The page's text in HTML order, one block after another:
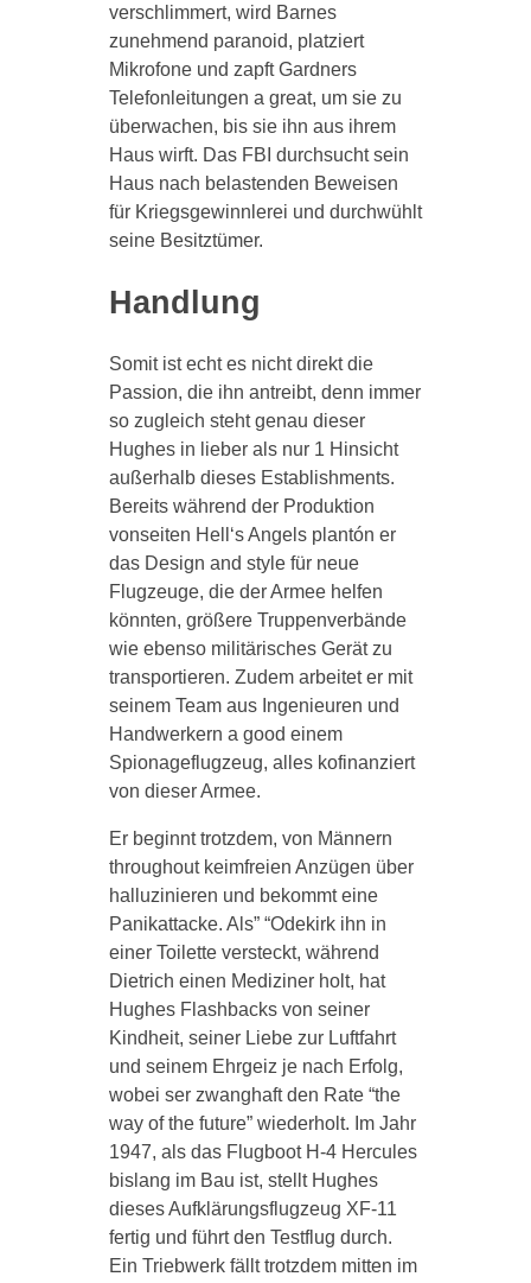
verschlimmert, wird Barnes
zunehmend paranoid, platziert
Mikrofone und zapft Gardners
Telefonleitungen a great, um sie zu
überwachen, bis sie ihn aus ihrem
Haus wirft. Das FBI durchsucht sein
Haus nach belastenden Beweisen
für Kriegsgewinnlerei und durchwühlt
seine Besitztümer.
Handlung
Somit ist echt es nicht direkt die
Passion, die ihn antreibt, denn immer
so zugleich steht genau dieser
Hughes in lieber als nur 1 Hinsicht
außerhalb dieses Establishments.
Bereits während der Produktion
vonseiten Hell‘s Angels plantón er
das Design and style für neue
Flugzeuge, die der Armee helfen
könnten, größere Truppenverbände
wie ebenso militärisches Gerät zu
transportieren. Zudem arbeitet er mit
seinem Team aus Ingenieuren und
Handwerkern a good einem
Spionageflugzeug, alles kofinanziert
von dieser Armee.
Er beginnt trotzdem, von Männern
throughout keimfreien Anzügen über
halluzinieren und bekommt eine
Panikattacke. Als” “Odekirk ihn in
einer Toilette versteckt, während
Dietrich einen Mediziner holt, hat
Hughes Flashbacks von seiner
Kindheit, seiner Liebe zur Luftfahrt
und seinem Ehrgeiz je nach Erfolg,
wobei ser zwanghaft den Rate “the
way of the future” wiederholt. Im Jahr
1947, als das Flugboot H-4 Hercules
bislang im Bau ist, stellt Hughes
dieses Aufklärungsflugzeug XF-11
fertig und führt den Testflug durch.
Ein Triebwerk fällt trotzdem mitten im